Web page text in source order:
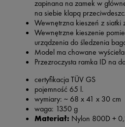
zapinana na zamek w
na siebie klapą
Wewnętrzna kieszeń z siatki
Wewnętrzne kieszenie
urządzenia do śledzenia
Model ma chowane
Przezroczysta ramka ID na
certyfikacja TÜV GS
pojemność 65 l.
wymiary: ~ 68 x 41 x 30 cm
waga: 1350 g
Materiał: Nylon 800D +